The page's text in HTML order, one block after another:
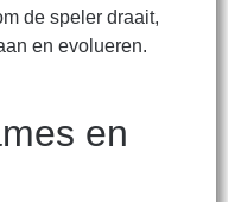
de speler draait,
en evolueren.
en